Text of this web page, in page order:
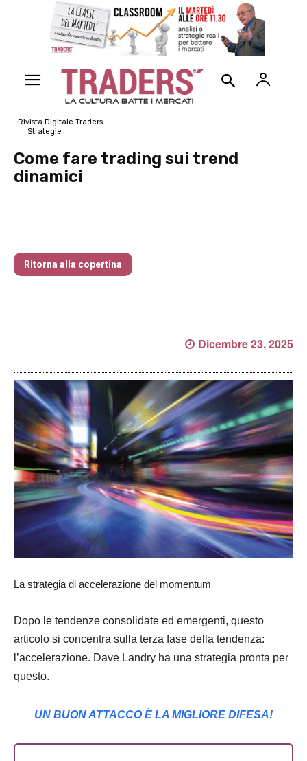
~Rivista Digitale Traders
Strategie
Come fare trading sui trend
dinamici
Ritorna alla copertina
Dicembre 23, 2025
La strategia di accelerazione del momentum
Dopo le tendenze consolidate ed emergenti, questo
articolo si concentra sulla terza fase della tendenza:
l’accelerazione. Dave Landry ha una strategia pronta per
questo.
UN BUON ATTACCO È LA MIGLIORE DIFESA!